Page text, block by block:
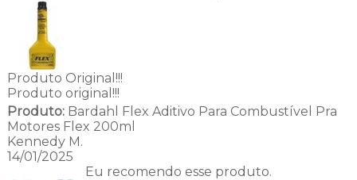
Produto Original!!!
Produto original!!!
Produto:Bardahl Flex Aditivo Para Combustível Pra
Motores Flex 200ml
Kennedy M.
14/01/2025
Eu recomendo esse produto.